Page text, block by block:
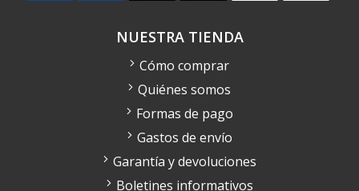
NUESTRA TIENDA
Cómo comprar
Quiénes somos
Formas de pago
Gastos de envío
Garantía y devoluciones
Boletines informativos